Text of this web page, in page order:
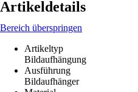
Artikeldetails
Bereich überspringen
Artikeltyp
Bildaufhängung
Ausführung
Bildaufhänger